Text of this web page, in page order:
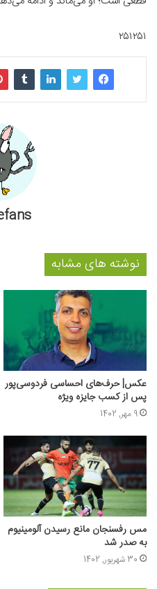
۲۵۱۲۵۱
نوشته های مشابه
عکس| حرف‌های احساسی فردوسی‌پور
پس از کسب جایزه ویژه
9 مهر, 1402
مس رفسنجان مانع رسیدن آلومینیوم
به صدر شد
30 شهریور, 1402